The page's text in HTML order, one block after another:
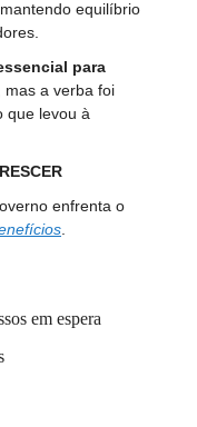
equilíbrio
para
, mas a verba foi
que levou à
enfrenta o
em espera